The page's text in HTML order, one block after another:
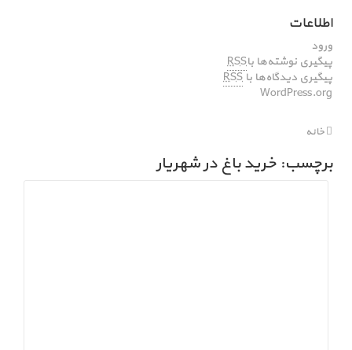
اطلاعات
ورود
پیگیری نوشته‌ها باRSS
پیگیری دیدگاه‌ها با RSS
WordPress.org
خانه
برچسب: خرید باغ در شهریار